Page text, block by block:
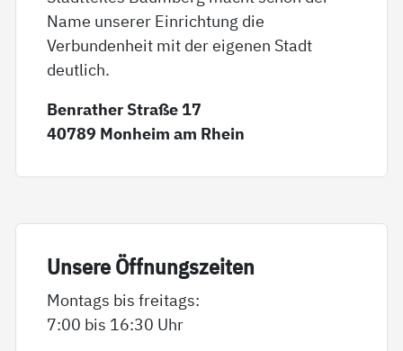
Name unserer Einrichtung die
Verbundenheit mit der eigenen Stadt
deutlich.
Benrather Straße 17
40789 Monheim am Rhein
Un­se­re Öff­nungs­zei­ten
Montags bis freitags:
7:00 bis 16:30 Uhr